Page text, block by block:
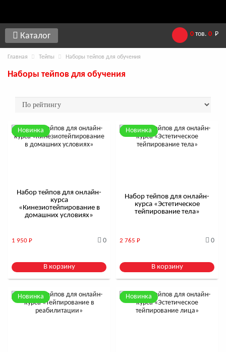
Каталог 0 тов. 0 Р
Главная Тейпы Наборы тейпов для обучения
Наборы тейпов для обучения
Новинка
Набор тейпов для онлайн-
курса
«Кинезиотейпирование в
домашних условиях»
1 950 Р 0
В корзину
Новинка
Набор тейпов для онлайн-
курса «Эстетическое
тейпирование тела»
2 765 Р 0
В корзину
Новинка Новинка